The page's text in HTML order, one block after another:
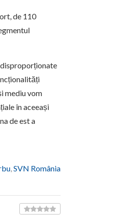
de 110
mediu vom
în aceeași
de est a
SVN România